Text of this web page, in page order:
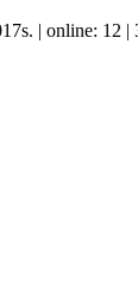
| online: 12 |